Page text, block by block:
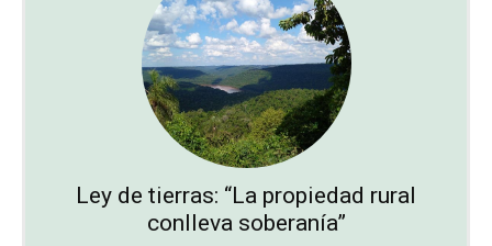
Ley de tierras: “La propiedad rural
conlleva soberanía”